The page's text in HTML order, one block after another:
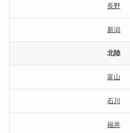
長野
新潟
北陸
富山
石川
福井